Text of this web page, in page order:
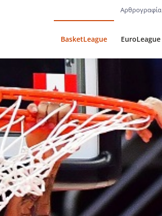
Αρθρογραφία
BasketLeague EuroLeague